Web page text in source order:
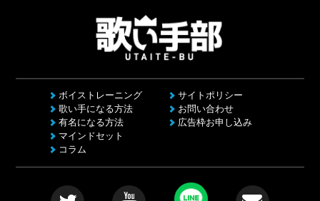
ボイストレーニング
歌い手になる方法
有名になる方法
マインドセット
コラム
サイトポリシー
お問い合わせ
広告枠お申し込み